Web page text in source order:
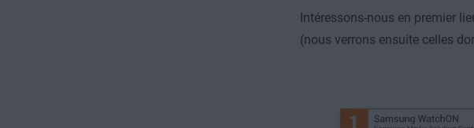
Intéressons-nous en premier
(nous verrons ensuite celles